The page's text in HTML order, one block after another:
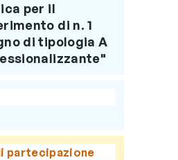
per il
di n. 1
di tipologia A
partecipazione